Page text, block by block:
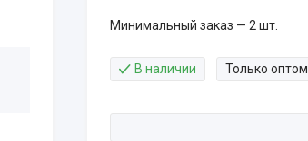
Минимальный заказ — 2 шт.
В наличии Только оптом